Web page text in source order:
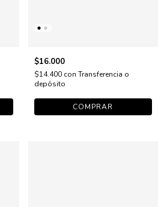
$16.000
$14.400 con Transferencia o
depósito